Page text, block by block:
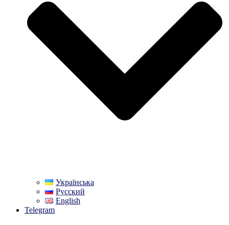
Українська
Русский
English
Telegram